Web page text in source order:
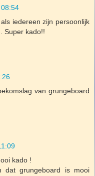
iedereen zijn persoonlijk
Super kado!!
van grungeboard
kado !
grungeboard is mooi